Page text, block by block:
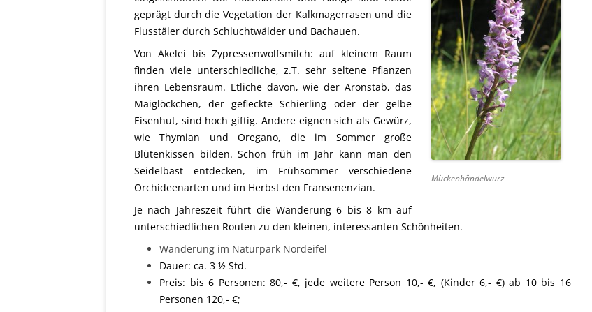
Mückenhändelwurz
geprägt durch die Vegetation der Kalkmagerrasen und die
Flusstäler durch Schluchtwälder und Bachauen.
Von Akelei bis Zypressenwolfsmilch: auf kleinem Raum
finden viele unterschiedliche, z.T. sehr seltene Pflanzen
ihren Lebensraum. Etliche davon, wie der Aronstab, das
Maiglöckchen, der gefleckte Schierling oder der gelbe
Eisenhut, sind hoch giftig. Andere eignen sich als Gewürz,
wie Thymian und Oregano, die im Sommer große
Blütenkissen bilden. Schon früh im Jahr kann man den
Seidelbast entdecken, im Frühsommer verschiedene
Orchideenarten und im Herbst den Fransenenzian.
Je nach Jahreszeit führt die Wanderung 6 bis 8 km auf
unterschiedlichen Routen zu den kleinen, interessanten Schönheiten.
Wanderung im Naturpark Nordeifel
Dauer: ca. 3 ½ Std.
Preis: bis 6 Personen: 80,- €, jede weitere Person 10,- €, (Kinder 6,- €) ab 10 bis 16
Personen 120,- €;